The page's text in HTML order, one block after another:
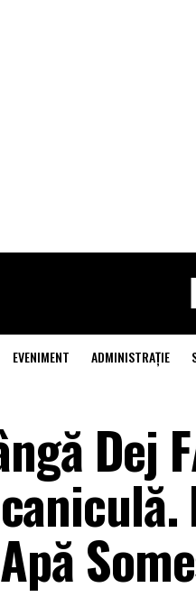
EVENIMENT ADMINISTRAŢIE
Dej